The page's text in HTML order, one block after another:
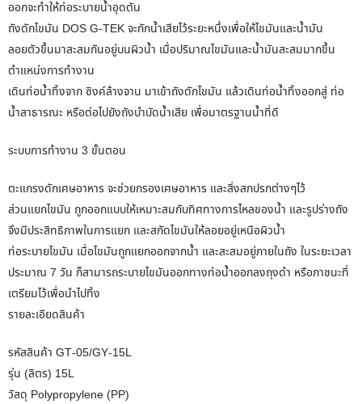
ออกจะทำให้ท่อระบายน้ำอุดตัน
ถังดักไขมัน DOS G-TEK จะกักน้ำเสียไว้ระยะหนึ่งเพื่อให้ไขมันและน้ำมัน
ลอยตัวขึ้นมาสะสมกันอยู่บนผิวน้ำ เมื่อปริมาณไขมันและน้ำมันสะสมมากขึ้น
ตำแหน่งการทำงาน
เดินท่อน้ำทิ้งจาก ซิงค์ล้างจาน มาเข้าถังดักไขมัน แล้วเดินท่อน้ำทิ้งออกสู่ ท่อ
น้ำสาธารณะ หรือต่อไปยังถังบำบัดน้ำเสีย เพื่อมาตรฐานน้ำที่ดี
ระบบการทำงาน 3 ขั้นตอน
ตะแกรงดักเศษอาหาร จะช่วยกรองเศษอาหาร และสิ่งสกปรกต่างๆไว้
ส่วนแยกไขมัน ถูกออกแบบให้เหมาะสมกับทิศทางการไหลของน้ำ และรูปร่างถัง
จึงมีประสิทธิภาพในการแยก และสกัดไขมันให้ลอยอยู่เหนือผิวน้ำ
ท่อระบายไขมัน เมื่อไขมันถูกแยกออกจากน้ำ และสะสมอยู่ภายในถัง ในระยะเวลา
ประมาณ 7 วัน ก็สามารถระบายไขมันออกทางท่อน้ำออกลงถุงดำ หรือภาชนะที่
เตรียมไว้เพื่อนำไปทิ้ง
รายละเอียดสินค้า
รหัสสินค้า GT-05/GY-15L
รุ่น (ลิตร) 15L
วัสดุ Polypropylene (PP)